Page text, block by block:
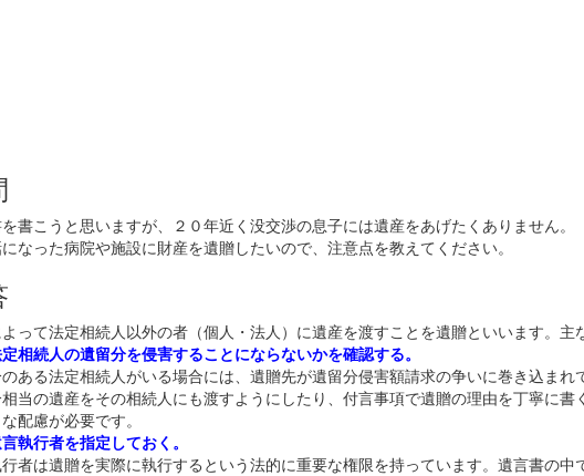
書こうと思いますが、２０年近く没交渉の息子には遺産をあげたくありません。
なった病院や施設に財産を遺贈したいので、注意点を教えてください。
って法定相続人以外の者（個人・法人）に遺産を渡すことを遺贈といいます。主
続人の遺留分を侵害することにならないかを確認する。
ある法定相続人がいる場合には、遺贈先が遺留分侵害額請求の争いに巻き込まれ
当の遺産をその相続人にも渡すようにしたり、付言事項で遺贈の理由を丁寧に書
配慮が必要です。
行者を指定しておく。
者は遺贈を実際に執行するという法的に重要な権限を持っています。遺言書の